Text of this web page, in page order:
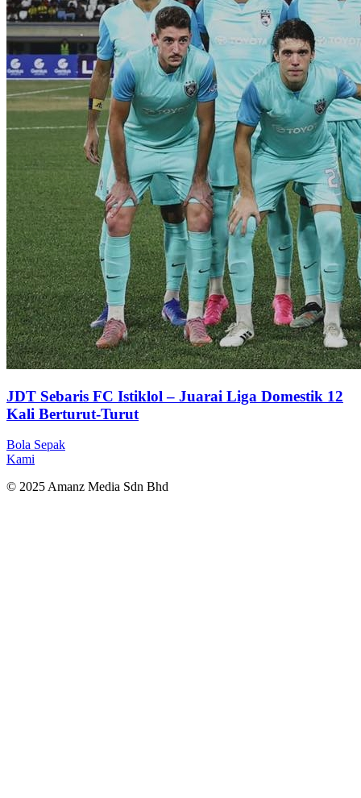
JDT Sebaris FC Istiklol – Juarai Liga Domestik 12
Kali Berturut-Turut
Bola Sepak
Kami
© 2025 Amanz Media Sdn Bhd